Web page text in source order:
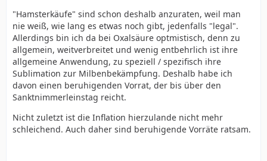
"Hamsterkäufe" sind schon deshalb anzuraten, weil man
nie weiß, wie lang es etwas noch gibt, jedenfalls "legal".
Allerdings bin ich da bei Oxalsäure optmistisch, denn zu
allgemein, weitverbreitet und wenig entbehrlich ist ihre
allgemeine Anwendung, zu speziell / spezifisch ihre
Sublimation zur Milbenbekämpfung. Deshalb habe ich
davon einen beruhigenden Vorrat, der bis über den
Sanktnimmerleinstag reicht.
Nicht zuletzt ist die Inflation hierzulande nicht mehr
schleichend. Auch daher sind beruhigende Vorräte ratsam.